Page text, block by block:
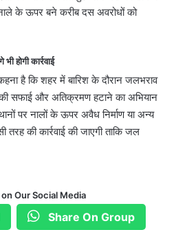
के ऊपर बने करीब दस अवरोधों को
होगी कार्रवाई
है कि शहर में बारिश के दौरान जलभराव
सफाई और अतिक्रमण हटाने का अभियान
पर नालों के ऊपर अवैध निर्माण या अन्य
तरह की कार्रवाई की जाएगी ताकि जल
Our Social Media
Share On Group